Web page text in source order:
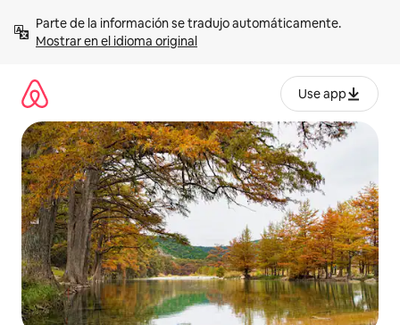
contenidoMostrar en el idioma original
Use app